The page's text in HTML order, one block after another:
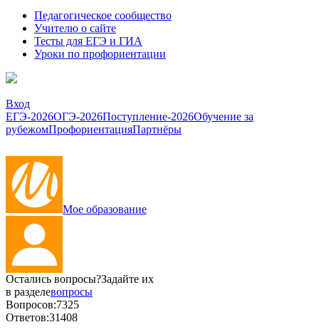
Педагогическое сообщество
Учителю о сайте
Тесты для ЕГЭ и ГИА
Уроки по профориентации
Вход
ЕГЭ-2026ОГЭ-2026Поступление-2026Обучение за
рубежомПрофориентацияПартнёры
Мое образование
Остались вопросы?Задайте их
в разделевопросы
Вопросов:7325
Ответов:31408